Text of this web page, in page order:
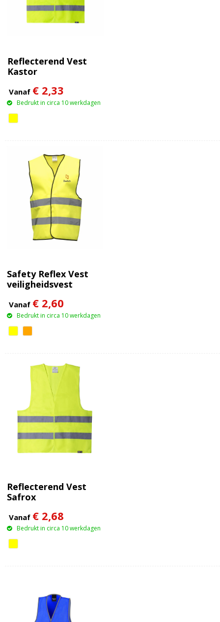
Reflecterend Vest
Kastor
Vanaf € 2,33
Bedrukt in circa 10 werkdagen
Safety Reflex Vest
veiligheidsvest
Vanaf € 2,60
Bedrukt in circa 10 werkdagen
Reflecterend Vest
Safrox
Vanaf € 2,68
Bedrukt in circa 10 werkdagen